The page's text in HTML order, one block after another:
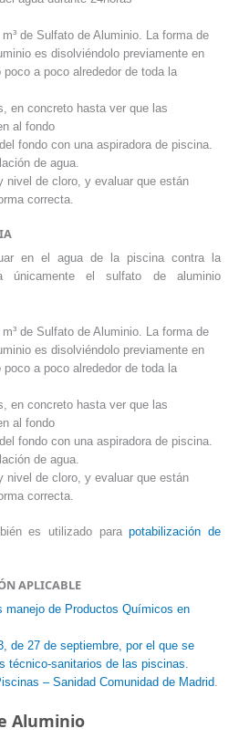
de Sulfato de Aluminio. La forma de
es disolviéndolo previamente en
a poco alrededor de toda la
en concreto hasta ver que las
al fondo
fondo con una aspiradora de piscina.
de agua.
nivel de cloro, y evaluar que están
correcta.
en el agua de la piscina contra la
únicamente el sulfato de aluminio
de Sulfato de Aluminio. La forma de
es disolviéndolo previamente en
a poco alrededor de toda la
en concreto hasta ver que las
al fondo
fondo con una aspiradora de piscina.
de agua.
nivel de cloro, y evaluar que están
correcta.
es utilizado parapotabilización de
APLICABLE
manejo de Productos Químicos en
de 27 de septiembre, por el que se
técnico-sanitarios de las piscinas.
– Sanidad Comunidad de Madrid.
Aluminio